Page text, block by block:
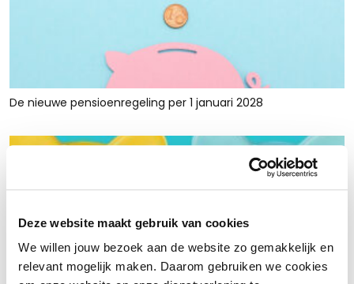
Deze website maakt gebruik van cookies
We willen jouw bezoek aan de website zo gemakkelijk en
relevant mogelijk maken. Daarom gebruiken we cookies
De nieuwe pensioenregeling per 1 januari 2028
Rust en ruimte met werkkapitaalfinanciering: voor retailers
die tijdelijk krap zitten